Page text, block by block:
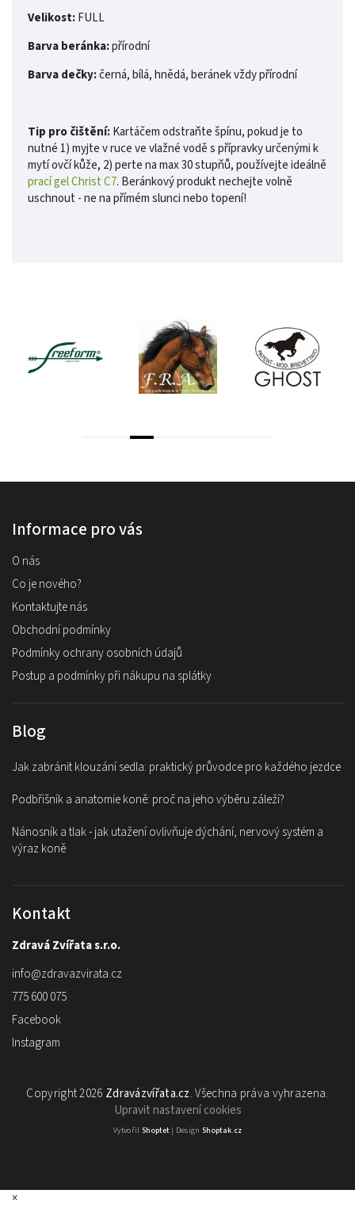
Velikost:FULL
Barva beránka:přírodní
Barva dečky:černá, bílá, hnědá, beránek vždy přírodní
Tip pro čištění:Kartáčem odstraňte špínu, pokud je to
nutné 1) myjte v ruce ve vlažné vodě s přípravky určenými k
mytí ovčí kůže, 2) perte na max 30 stupňů, používejte ideálně
prací gel Christ C7. Beránkový produkt nechejte volně
uschnout - ne na přímém slunci nebo topení!
Informace pro vás
O nás
Co je nového?
Kontaktujte nás
Obchodní podmínky
Podmínky ochrany osobních údajů
Postup a podmínky při nákupu na splátky
Blog
Jak zabránit klouzání sedla: praktický průvodce pro každého jezdce
Podbřišník a anatomie koně: proč na jeho výběru záleží?
Nánosník a tlak - jak utažení ovlivňuje dýchání, nervový systém a
výraz koně
Kontakt
Zdravá Zvířata s.r.o.
info@zdravazvirata.cz
775 600 075
Facebook
Instagram
Copyright 2026 Zdravázvířata.cz. Všechna práva vyhrazena.
Upravit nastavení cookies
Vytvořil Shoptet| Design Shoptak.cz
×